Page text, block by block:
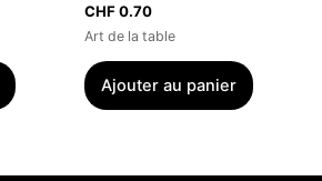
CHF0.70
Art de la table
Ajouter au panier